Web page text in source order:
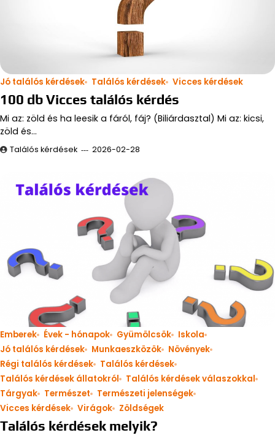
Jó találós kérdések Találós kérdések Vicces kérdések
100 db Vicces találós kérdés
Mi az: zöld és ha leesik a fáról, fáj? (Biliárdasztal) Mi az: kicsi,
zöld és…
Találós kérdések 2026-02-28
Emberek Évek - hónapok Gyümölcsök
Iskola
Jó találós kérdések
Munkaeszközök
Növények
Régi találós kérdések
Találós kérdések
Találós kérdések állatokról
Találós kérdések válaszokkal
Tárgyak
Természet
Természeti jelenségek
Vicces kérdések Virágok Zöldségek
Találós kérdések melyik?